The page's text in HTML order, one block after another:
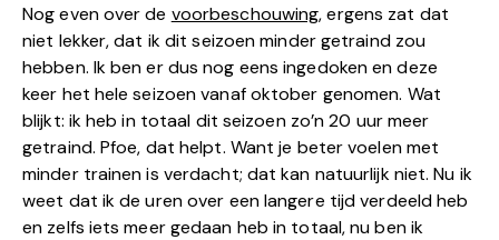
Nog even over de voorbeschouwing, ergens zat dat
niet lekker, dat ik dit seizoen minder getraind zou
hebben. Ik ben er dus nog eens ingedoken en deze
keer het hele seizoen vanaf oktober genomen. Wat
blijkt: ik heb in totaal dit seizoen zo’n 20 uur meer
getraind. Pfoe, dat helpt. Want je beter voelen met
minder trainen is verdacht; dat kan natuurlijk niet. Nu ik
weet dat ik de uren over een langere tijd verdeeld heb
en zelfs iets meer gedaan heb in totaal, nu ben ik